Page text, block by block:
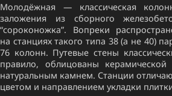
Молодёжная — классическая
заложения из сборного
“сороконожка”. Вопреки
на станциях такого типа 38 (а не 40)
76 колонн. Путевые стены
правило, облицованы
натуральным камнем. Станции
цветом и направлением укладки